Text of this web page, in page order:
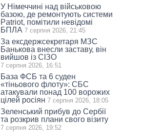
У Німеччині над військовою
базою, де ремонтують системи
Patriot, помітили невідомі
БПЛА 7 серпня 2026, 21:45
За ексдержсекретаря МЗС
Банькова внесли заставу, він
вийшов із СІЗО
7 серпня 2026, 16:51
База ФСБ та 6 суден
«тіньового флоту»: СБС
атакували понад 100 ворожих
цілей росіян 7 серпня 2026, 18:05
Зеленський прибув до Сербії
та розкрив плани свого візиту
7 серпня 2026, 19:52